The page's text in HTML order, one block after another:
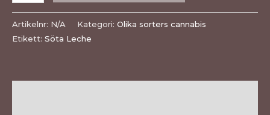
Artikelnr: N/A Kategori: Olika sorters cannabis
Etikett: Söta Leche